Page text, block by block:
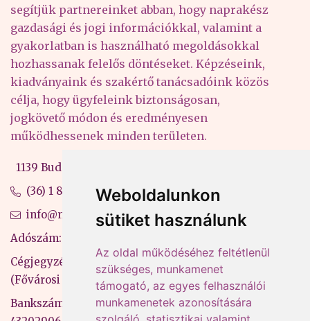
Weboldalunkon
sütiket használunk
Az oldal működéséhez feltétlenül
szükséges, munkamenet
támogató, az egyes felhasználói
munkamenetek azonosítására
segítjük partnereinket abban, hogy naprakész
gazdasági és jogi információkkal, valamint a
gyakorlatban is használható megoldásokkal
hozhassanak felelős döntéseket. Képzéseink,
kiadványaink és szakértő tanácsadóink közös
célja, hogy ügyfeleink biztonságosan,
jogkövető módon és eredményesen
működhessenek minden területen.
1139 Budapest, Váci út 99-105. 4. em.
(36) 1 880 76 00
info@mprx.hu
Adószám: 13598145-2-41
Cégjegyzékszám: 01-09-883770
(Fővárosi Bíróság)
Bankszámlaszám: CIB Bank, 10700581-